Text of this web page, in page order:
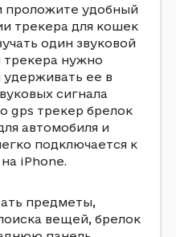
проложите удобный
трекера для кошек
один звуковой
трекера нужно
ее в
сигнала
gps трекер брелок
автомобиля и
подключается к
iPhone.
предметы,
вещей, брелок